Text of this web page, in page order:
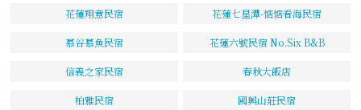
花蓮翔意民宿 花蓮七星潭-惦惦看海民宿
慕谷慕魚民宿 花蓮六號民宿 No.Six B&B
信義之家民宿 春秋大飯店
柏雅民宿 國興山莊民宿